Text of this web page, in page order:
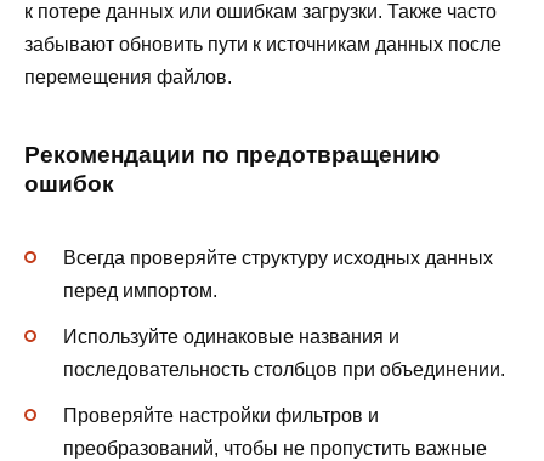
к потере данных или ошибкам загрузки. Также часто
забывают обновить пути к источникам данных после
перемещения файлов.
Рекомендации по предотвращению
ошибок
Всегда проверяйте структуру исходных данных
перед импортом.
Используйте одинаковые названия и
последовательность столбцов при объединении.
Проверяйте настройки фильтров и
преобразований, чтобы не пропустить важные